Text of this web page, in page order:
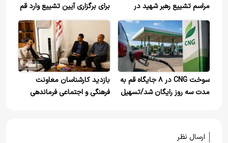
مراسم تشییع رهبر شهید در
تهران+ ویدیو
برای برگزاری آیین تشییع وارد قم
شد+ ویدیو
سوخت CNG در ۸ جایگاه قم به
مدت سه روز رایگان شد/تسهیل
بازدید کارشناسان معاونت
فرهنگی و اجتماعی فرماندهی
ارسال نظر